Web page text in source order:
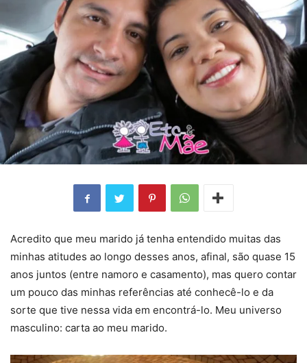
Acredito que meu marido já tenha entendido muitas das
minhas atitudes ao longo desses anos, afinal, são quase 15
anos juntos (entre namoro e casamento), mas quero contar
um pouco das minhas referências até conhecê-lo e da
sorte que tive nessa vida em encontrá-lo. Meu universo
masculino: carta ao meu marido.